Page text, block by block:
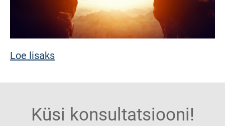
Loe lisaks
Küsi konsultatsiooni!